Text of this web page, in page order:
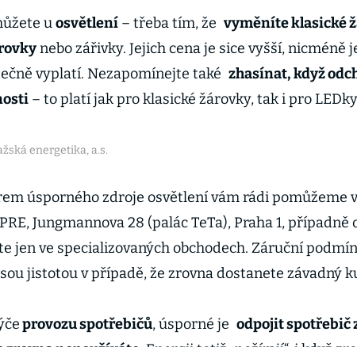
uosvětlení – třeba tím, že vyměníte klasické
nebo zářivky. Jejich cena je sice vyšší, nicméně
vyplatí. Nezapomínejte také zhasínat, když
– to platí jak pro klasické žárovky, tak i pro
energetika, a.s.
úsporného zdroje osvětlení vám rádi pomůžeme
Jungmannova 28 (palác TeTa), Praha 1, případně
jen ve specializovaných obchodech. Záruční
jistotou v případě, že zrovna dostanete závadný
provozu spotřebičů, úsporné je odpojit spotřebič